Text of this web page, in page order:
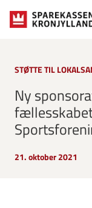
STØTTE TIL
Ny
21. oktober 2021